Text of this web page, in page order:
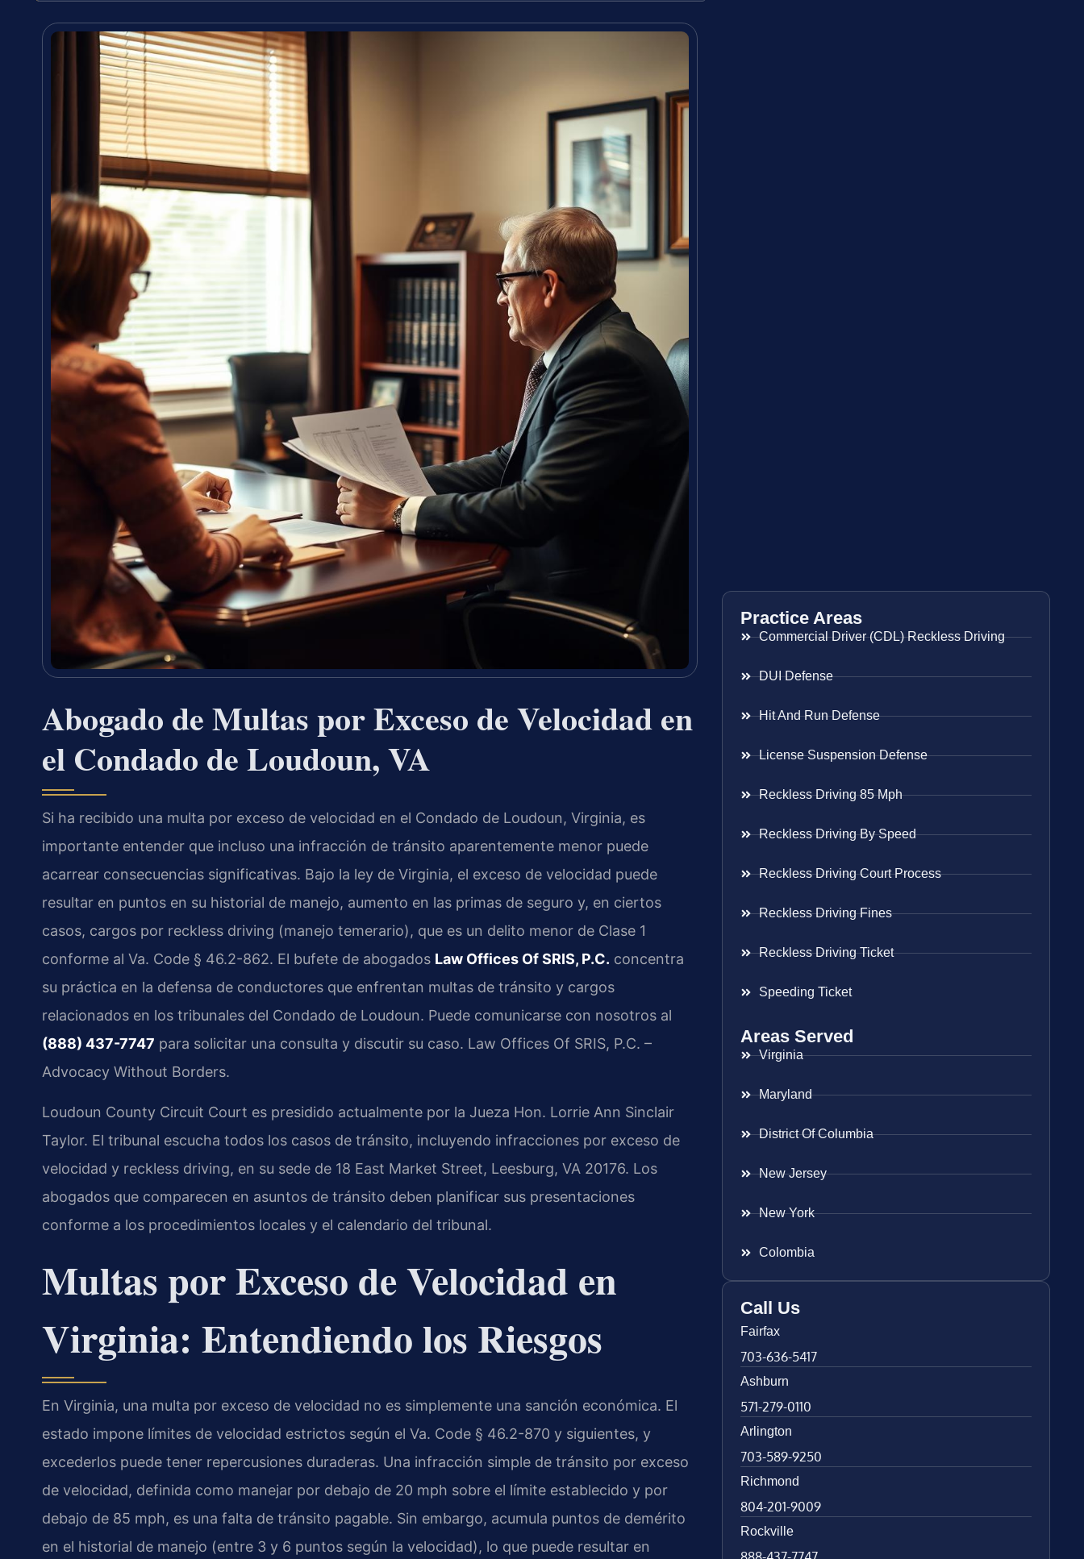
Abogado de Multas por Exceso de Velocidad en
el Condado de Loudoun, VA
Si ha recibido una multa por exceso de velocidad en el Condado de Loudoun, Virginia, es
importante entender que incluso una infracción de tránsito aparentemente menor puede
acarrear consecuencias significativas. Bajo la ley de Virginia, el exceso de velocidad puede
resultar en puntos en su historial de manejo, aumento en las primas de seguro y, en ciertos
casos, cargos por reckless driving (manejo temerario), que es un delito menor de Clase 1
conforme al Va. Code § 46.2-862. El bufete de abogados Law Offices Of SRIS, P.C. concentra
su práctica en la defensa de conductores que enfrentan multas de tránsito y cargos
relacionados en los tribunales del Condado de Loudoun. Puede comunicarse con nosotros al
(888) 437-7747 para solicitar una consulta y discutir su caso. Law Offices Of SRIS, P.C. –
Advocacy Without Borders.
Loudoun County Circuit Court es presidido actualmente por la Jueza Hon. Lorrie Ann Sinclair
Taylor. El tribunal escucha todos los casos de tránsito, incluyendo infracciones por exceso de
velocidad y reckless driving, en su sede de 18 East Market Street, Leesburg, VA 20176. Los
abogados que comparecen en asuntos de tránsito deben planificar sus presentaciones
conforme a los procedimientos locales y el calendario del tribunal.
Multas por Exceso de Velocidad en
Virginia: Entendiendo los Riesgos
En Virginia, una multa por exceso de velocidad no es simplemente una sanción económica. El
estado impone límites de velocidad estrictos según el Va. Code § 46.2-870 y siguientes, y
excederlos puede tener repercusiones duraderas. Una infracción simple de tránsito por exceso
de velocidad, definida como manejar por debajo de 20 mph sobre el límite establecido y por
debajo de 85 mph, es una falta de tránsito pagable. Sin embargo, acumula puntos de demérito
en el historial de manejo (entre 3 y 6 puntos según la velocidad), lo que puede resultar en
Practice Areas
Commercial Driver (CDL) Reckless Driving
DUI Defense
Hit And Run Defense
License Suspension Defense
Reckless Driving 85 Mph
Reckless Driving By Speed
Reckless Driving Court Process
Reckless Driving Fines
Reckless Driving Ticket
Speeding Ticket
Areas Served
Virginia
Maryland
District Of Columbia
New Jersey
New York
Colombia
Call Us
Fairfax
703-636-5417
Ashburn
571-279-0110
Arlington
703-589-9250
Richmond
804-201-9009
Rockville